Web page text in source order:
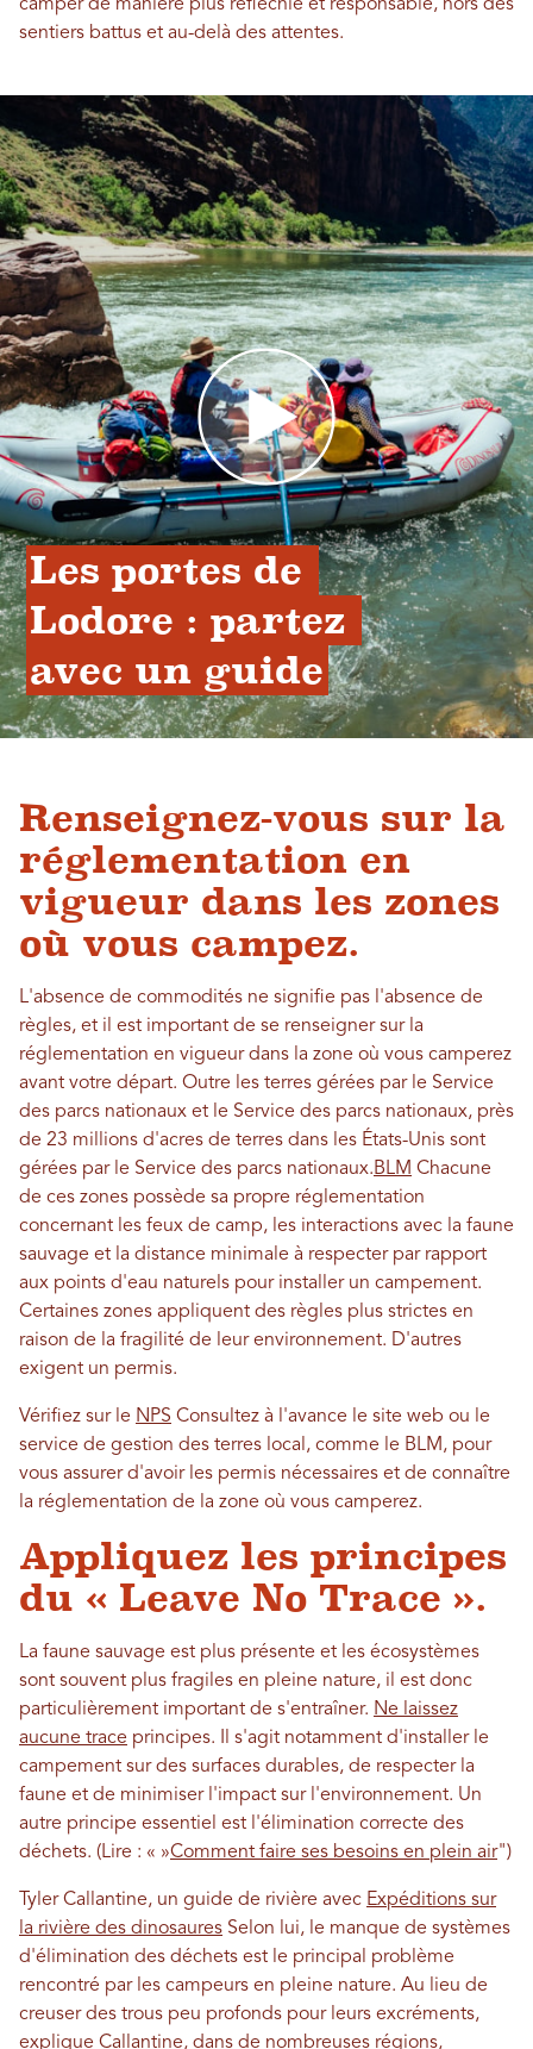
camper de manière plus réfléchie et responsable, hors des
sentiers battus et au-delà des attentes.
Les portes de
Lodore : partez
avec un guide
Renseignez-vous sur la
réglementation en
vigueur dans les zones
où vous campez.
L'absence de commodités ne signifie pas l'absence de
règles, et il est important de se renseigner sur la
réglementation en vigueur dans la zone où vous camperez
avant votre départ. Outre les terres gérées par le Service
des parcs nationaux et le Service des parcs nationaux, près
de 23 millions d'acres de terres dans les États-Unis sont
gérées par le Service des parcs nationaux.BLM Chacune
de ces zones possède sa propre réglementation
concernant les feux de camp, les interactions avec la faune
sauvage et la distance minimale à respecter par rapport
aux points d'eau naturels pour installer un campement.
Certaines zones appliquent des règles plus strictes en
raison de la fragilité de leur environnement. D'autres
exigent un permis.
Vérifiez sur le NPS Consultez à l'avance le site web ou le
service de gestion des terres local, comme le BLM, pour
vous assurer d'avoir les permis nécessaires et de connaître
la réglementation de la zone où vous camperez.
Appliquez les principes
du « Leave No Trace ».
La faune sauvage est plus présente et les écosystèmes
sont souvent plus fragiles en pleine nature, il est donc
particulièrement important de s'entraîner. Ne laissez
aucune trace principes. Il s'agit notamment d'installer le
campement sur des surfaces durables, de respecter la
faune et de minimiser l'impact sur l'environnement. Un
autre principe essentiel est l'élimination correcte des
déchets. (Lire : « »Comment faire ses besoins en plein air")
Tyler Callantine, un guide de rivière avec Expéditions sur
la rivière des dinosaures Selon lui, le manque de systèmes
d'élimination des déchets est le principal problème
rencontré par les campeurs en pleine nature. Au lieu de
creuser des trous peu profonds pour leurs excréments,
explique Callantine, dans de nombreuses régions,